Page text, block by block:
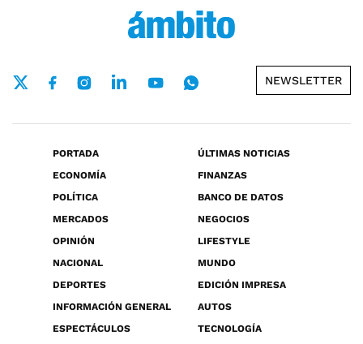
NEWSLETTER
PORTADA
ÚLTIMAS NOTICIAS
ECONOMÍA
FINANZAS
POLÍTICA
BANCO DE DATOS
MERCADOS
NEGOCIOS
OPINIÓN
LIFESTYLE
NACIONAL
MUNDO
DEPORTES
EDICIÓN IMPRESA
INFORMACIÓN GENERAL
AUTOS
ESPECTÁCULOS
TECNOLOGÍA